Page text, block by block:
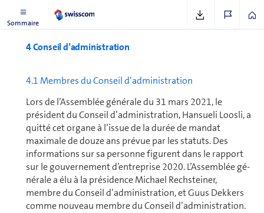
Sommaire
4 Conseil d’ad­mi­nis­tra­tion
4.1 Membres du Conseil d’ad­mi­nis­tra­tion
Lors de l’Assemblée gé­né­rale du 31 mars 2021, le
président du Conseil d’ad­mi­nis­tra­tion, Hansueli Loosli, a
quitté cet organe à l’issue de la durée de mandat
maximale de douze ans prévue par les statuts. Des
informations sur sa personne figurent dans le rapport
sur le gouvernement d’en­tre­prise 2020. L’Assemblée gé­
né­rale a élu à la présidence Michael Rechsteiner,
membre du Conseil d’ad­mi­nis­tra­tion, et Guus Dekkers
comme nouveau membre du Conseil d’ad­mi­nis­tra­tion.